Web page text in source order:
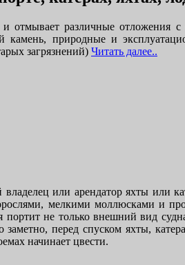
и отмывает различные отложения
камень, природные и
загрязнений) Читать далее..
или арендатор яхты или
мелкими моллюсками и
портит не только внешний вид
заметно, перед спуском яхты,
начинает цвести.